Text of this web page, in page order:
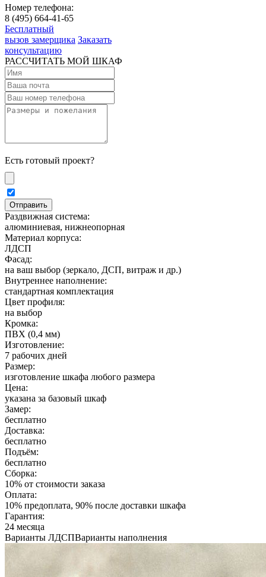
Номер телефона:
8 (495) 664-41-65
Бесплатный
вызов замерщика Заказать
консультацию
РАССЧИТАТЬ МОЙ ШКАФ
Есть готовый проект?
Раздвижная система:
алюминиевая, нижнеопорная
Материал корпуса:
ЛДСП
Фасад:
на ваш выбор (зеркало, ДСП, витраж и др.)
Внутреннее наполнение:
стандартная комплектация
Цвет профиля:
на выбор
Кромка:
ПВХ (0,4 мм)
Изготовление:
7 рабочих дней
Размер:
изготовление шкафа любого размера
Цена:
указана за базовый шкаф
Замер:
бесплатно
Доставка:
бесплатно
Подъём:
бесплатно
Сборка:
10% от стоимости заказа
Оплата:
10% предоплата, 90% после доставки шкафа
Гарантия:
24 месяца
Варианты ЛДСПВарианты наполнения